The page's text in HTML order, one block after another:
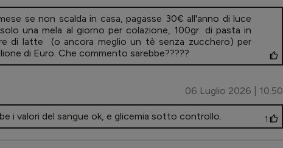
se non scalda in casa, pagasse 30€ all'anno di luce
una mela al giorno per colazione, 100gr. di pasta in
di latte (o ancora meglio un tè senza zucchero) per
di Euro. Che commento sarebbe?????
06 Luglio 2026 | 10.50
i valori del sangue ok, e glicemia sotto controllo. 1